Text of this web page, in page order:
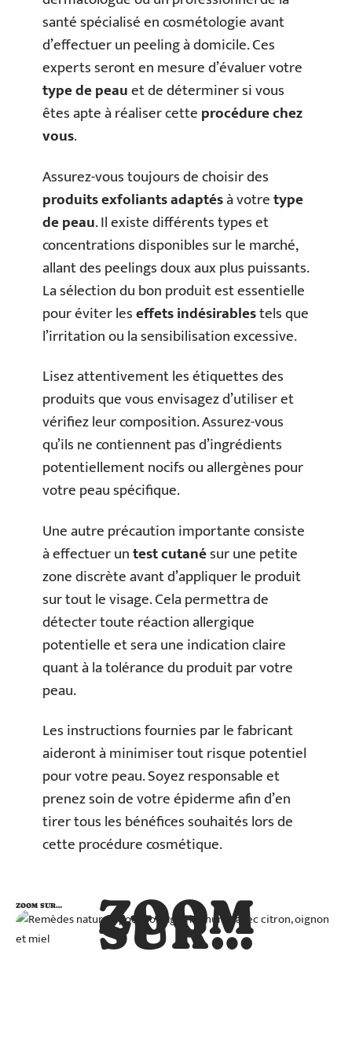
santé spécialisé en cosmétologie avant
d’effectuer un peeling à domicile. Ces
experts seront en mesure d’évaluer votre
type de peauet de déterminer si vous
êtes apte à réaliser cetteprocédure chez
vous.
Assurez-vous toujours de choisir des
produits exfoliants adaptésà votretype
de peau. Il existe différents types et
concentrations disponibles sur le marché,
allant des peelings doux aux plus puissants.
La sélection du bon produit est essentielle
pour éviter leseffets indésirablestels que
l’irritation ou la sensibilisation excessive.
Lisez attentivement les étiquettes des
produits que vous envisagez d’utiliser et
vérifiez leur composition. Assurez-vous
qu’ils ne contiennent pas d’ingrédients
potentiellement nocifs ou allergènes pour
votre peau spécifique.
Une autre précaution importante consiste
à effectuer untest cutanésur une petite
zone discrète avant d’appliquer le produit
sur tout le visage. Cela permettra de
détecter toute réaction allergique
potentielle et sera une indication claire
quant à la tolérance du produit par votre
peau.
Les instructions fournies par le fabricant
aideront à minimiser tout risque potentiel
pour votre peau. Soyez responsable et
prenez soin de votre épiderme afin d’en
tirer tous les bénéfices souhaités lors de
cette procédure cosmétique.
ZOOM
SUR…
ZOOM SUR…